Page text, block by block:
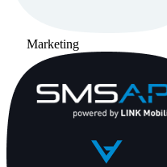
Marketing